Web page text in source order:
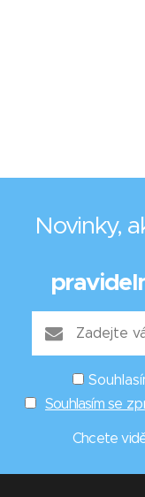
Novinky,
Souhlasím se
Chcete